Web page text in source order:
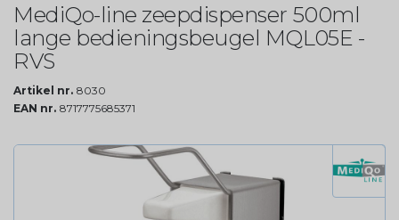
MediQo-line zeepdispenser 500ml
lange bedieningsbeugel MQL05E -
RVS
Artikel nr. 8030
EAN nr. 8717775685371